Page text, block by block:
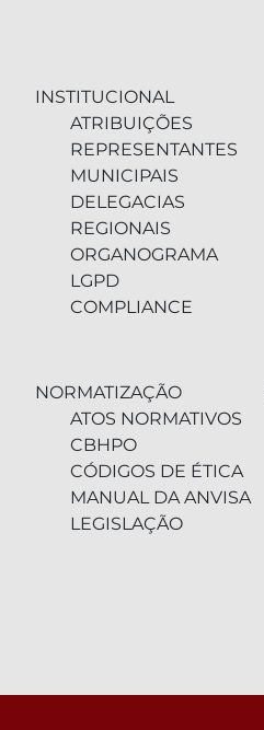
INSTITUCIONAL
ATRIBUIÇÕES
REPRESENTANTES
MUNICIPAIS
DELEGACIAS
REGIONAIS
ORGANOGRAMA
LGPD
COMPLIANCE
NORMATIZAÇÃO
ATOS NORMATIVOS
CBHPO
CÓDIGOS DE ÉTICA
MANUAL DA ANVISA
LEGISLAÇÃO